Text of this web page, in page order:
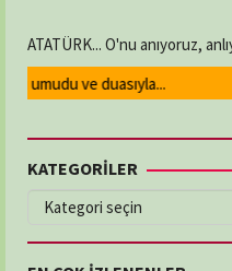
ATATÜRK... O'nu anıyoruz,
ve duasıyla...
KATEGORİLER
KATEGORİLER